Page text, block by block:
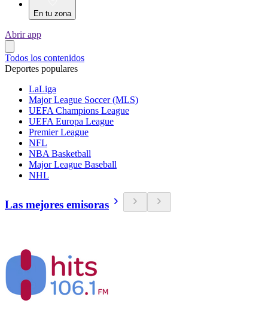
En tu zona
Abrir app
Todos los contenidos
Deportes populares
LaLiga
Major League Soccer (MLS)
UEFA Champions League
UEFA Europa League
Premier League
NFL
NBA Basketball
Major League Baseball
NHL
Las mejores emisoras